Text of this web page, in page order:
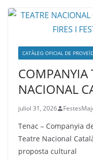
CATÀLEG OFICIAL DE
COMPANYIA
NACIONAL
juliol 31, 2026
Tenac – Companyia
Teatre Nacional
proposta cultural